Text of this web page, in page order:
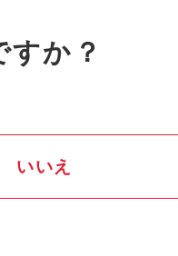
すか？
いいえ
ご相談は